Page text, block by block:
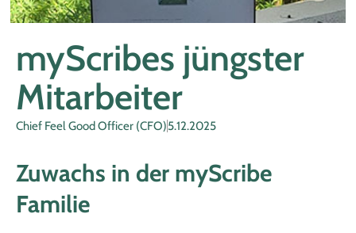
myScribes jüngster
Mitarbeiter
Chief Feel Good Officer (CFO)5.12.2025
Zuwachs in der myScribe
Familie